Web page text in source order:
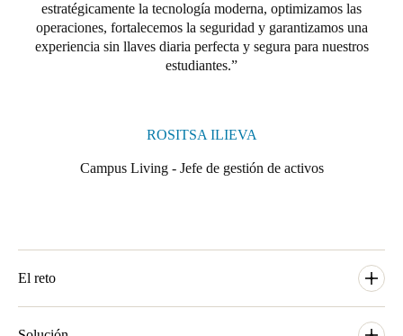
estratégicamente la tecnología moderna, optimizamos las
operaciones, fortalecemos la seguridad y garantizamos una
experiencia sin llaves diaria perfecta y segura para nuestros
estudiantes.
ROSITSA ILIEVA
Campus Living - Jefe de gestión de activos
El reto